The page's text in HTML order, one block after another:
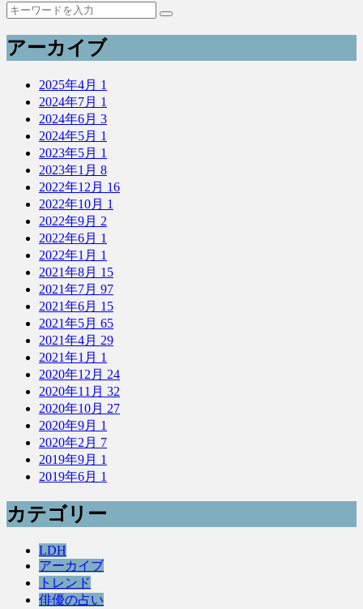
アーカイブ
2025年4月 1
2024年7月 1
2024年6月 3
2024年5月 1
2023年5月 1
2023年1月 8
2022年12月 16
2022年10月 1
2022年9月 2
2022年6月 1
2022年1月 1
2021年8月 15
2021年7月 97
2021年6月 15
2021年5月 65
2021年4月 29
2021年1月 1
2020年12月 24
2020年11月 32
2020年10月 27
2020年9月 1
2020年2月 7
2019年9月 1
2019年6月 1
カテゴリー
LDH
アーカイブ
トレンド
俳優の占い